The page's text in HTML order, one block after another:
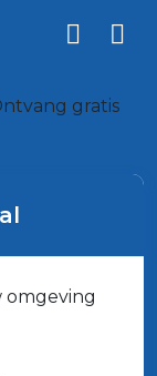
gratis
omgeving